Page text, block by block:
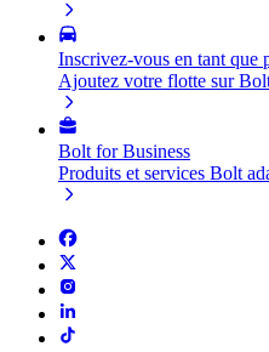
Inscrivez-vous en tant que
Ajoutez votre flotte sur
Bolt for Business
Produits et services Bolt